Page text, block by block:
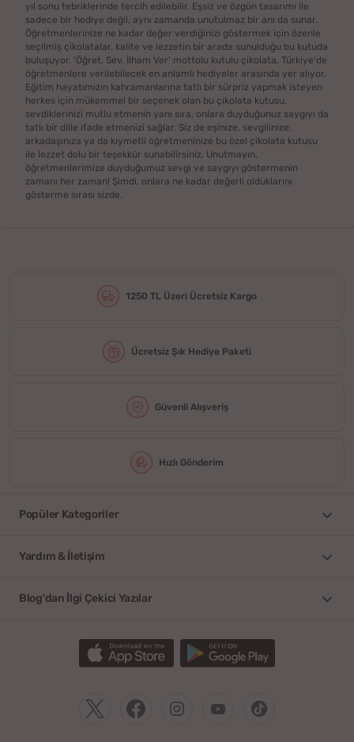
yıl sonu tebriklerinde tercih edilebilir. Eşsiz ve özgün tasarımı ile
sadece bir hediye değil, aynı zamanda unutulmaz bir anı da sunar.
Öğretmenlerinize ne kadar değer verdiğinizi göstermek için özenle
seçilmiş çikolatalar, kalite ve lezzetin bir arada sunulduğu bu kutuda
buluşuyor. 'Öğret, Sev, İlham Ver' mottolu kutulu çikolata, Türkiye'de
öğretmenlere verilebilecek en anlamlı hediyeler arasında yer alıyor.
Eğitim hayatımızın kahramanlarına tatlı bir sürpriz yapmak isteyen
herkes için mükemmel bir seçenek olan bu çikolata kutusu,
sevdiklerinizi mutlu etmenin yanı sıra, onlara duyduğunuz saygıyı da
tatlı bir dille ifade etmenizi sağlar. Siz de eşinize, sevgilinize,
arkadaşınıza ya da kıymetli öğretmeninize bu özel çikolata kutusu
ile lezzet dolu bir teşekkür sunabilirsiniz. Unutmayın,
öğretmenlerimize duyduğumuz sevgi ve saygıyı göstermenin
zamanı her zaman! Şimdi, onlara ne kadar değerli olduklarını
gösterme sırası sizde.
1250 TL Üzeri Ücretsiz Kargo
Ücretsiz Şık Hediye Paketi
Güvenli Alışveriş
Hızlı Gönderim
Popüler Kategoriler
Yardım & İletişim
Blog'dan İlgi Çekici Yazılar